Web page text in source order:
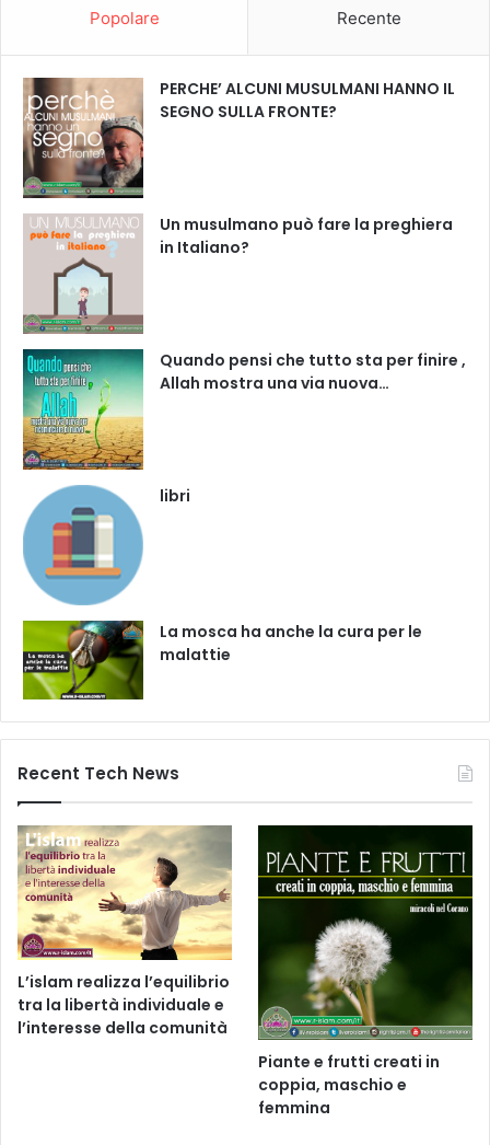
Popolare Recente
PERCHE’ ALCUNI MUSULMANI HANNO IL
SEGNO SULLA FRONTE?
Un musulmano può fare la preghiera
in Italiano?
Quando pensi che tutto sta per finire ,
Allah mostra una via nuova…
libri
La mosca ha anche la cura per le
malattie
Recent Tech News
L’islam realizza l’equilibrio
tra la libertà individuale e
l’interesse della comunità
Piante e frutti creati in
coppia, maschio e
femmina